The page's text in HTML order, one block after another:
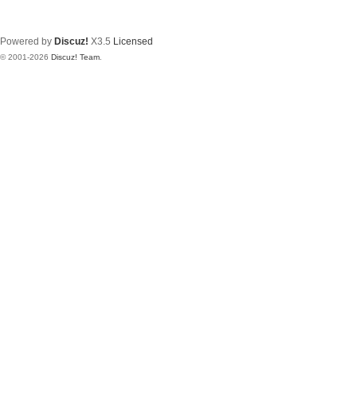
Powered by Discuz! X3.5 Licensed
© 2001-2026 Discuz! Team